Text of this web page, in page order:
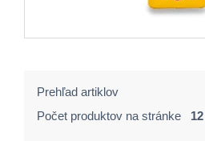
Prehľad artiklov
Počet produktov na stránke